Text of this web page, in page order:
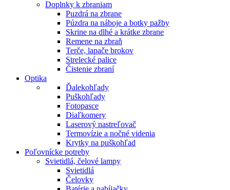
Doplnky k zbraniam
Puzdrá na zbrane
Púzdra na náboje a botky pažby
Skrine na dlhé a krátke zbrane
Remene na zbraň
Terče, lapače brokov
Strelecké palice
Čistenie zbraní
Optika
Ďalekohľady
Puškohľady
Fotopasce
Diaľkomery
Laserový nastreľovač
Termovízie a nočné videnia
Krytky na puškohľad
Poľovnícke potreby
Svietidlá, čelové lampy
Svietidlá
Čelovky